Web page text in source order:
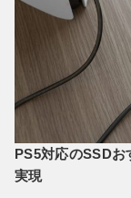
PS5対応のSSDお
実現